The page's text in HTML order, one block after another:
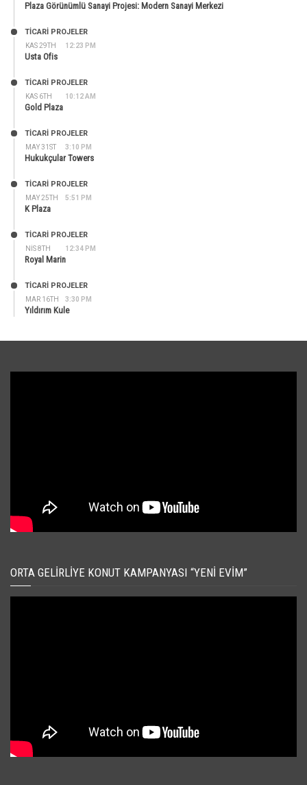
Plaza Görünümlü Sanayi Projesi: Modern Sanayi Merkezi
KAS 29TH 12:23 PM
TİCARİ PROJELER
Usta Ofis
KAS 6TH 10:12 AM
TİCARİ PROJELER
Gold Plaza
MAY 31ST 3:10 PM
TİCARİ PROJELER
Hukukçular Towers
MAY 25TH 5:51 PM
TİCARİ PROJELER
K Plaza
NIS 8TH 12:34 PM
TİCARİ PROJELER
Royal Marin
MAR 16TH 3:30 PM
TİCARİ PROJELER
Yıldırım Kule
ORTA GELIRLIYE KONUT KAMPANYASI “YENI EVIM”